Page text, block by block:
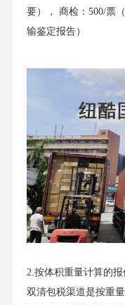
要）， 商检：500/票
输鉴定报告）
2.按体积重量计算的报
双清包税渠道是按重